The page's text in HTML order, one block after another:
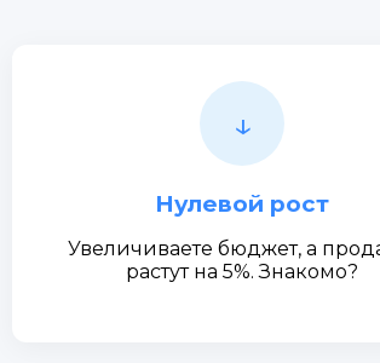
↓
Нулевой рост
Увеличиваете бюджет, а
растут на 5%. Знакомо?